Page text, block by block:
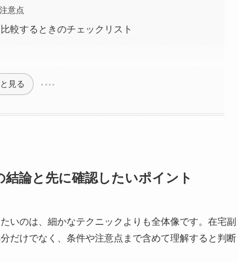
意点
較するときのチェックリスト
見る
結論と先に確認したいポイント
いのは、細かなテクニックよりも全体像です。在宅副
だけでなく、条件や注意点まで含めて理解すると判断